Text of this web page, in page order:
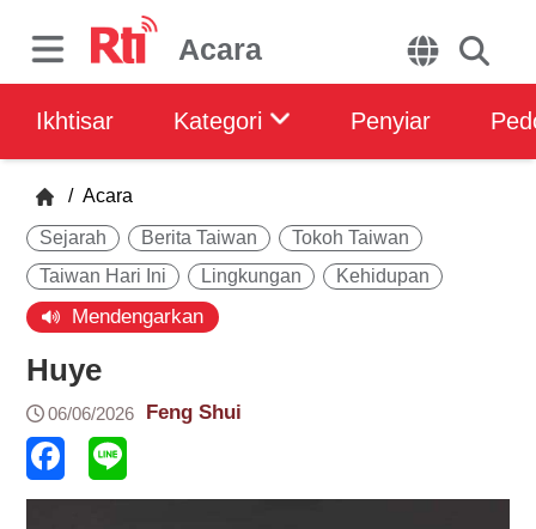
Acara
Ikhtisar Kategori Penyiar
/ Acara
Sejarah Berita Taiwan
Tokoh Taiwan
Taiwan Hari Ini
Lingkungan Kehidupan
Mendengarkan
Huye
06/06/2026 Feng Shui